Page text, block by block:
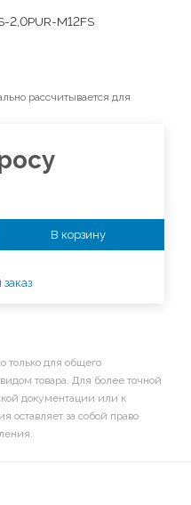
2,0PUR-M12FS
рассчитывается для
В корзину
только для общего
товара. Для более точной
документации или к
оставляет за собой право